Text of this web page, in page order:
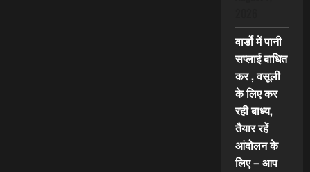
वार्डो में पानी
सप्लाई बाधित
कर , वसूली
के लिए कर
रही बाध्य,
तैयार रहें
आंदोलन के
लिए – आप